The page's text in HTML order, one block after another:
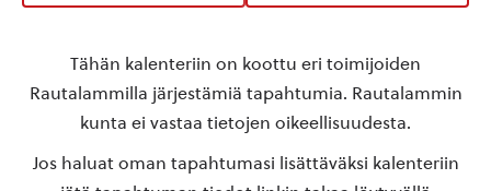
Tähän kalenteriin on koottu eri toimijoiden
Rautalammilla järjestämiä tapahtumia. Rautalammin
kunta ei vastaa tietojen oikeellisuudesta.
Jos haluat oman tapahtumasi lisättäväksi kalenteriin